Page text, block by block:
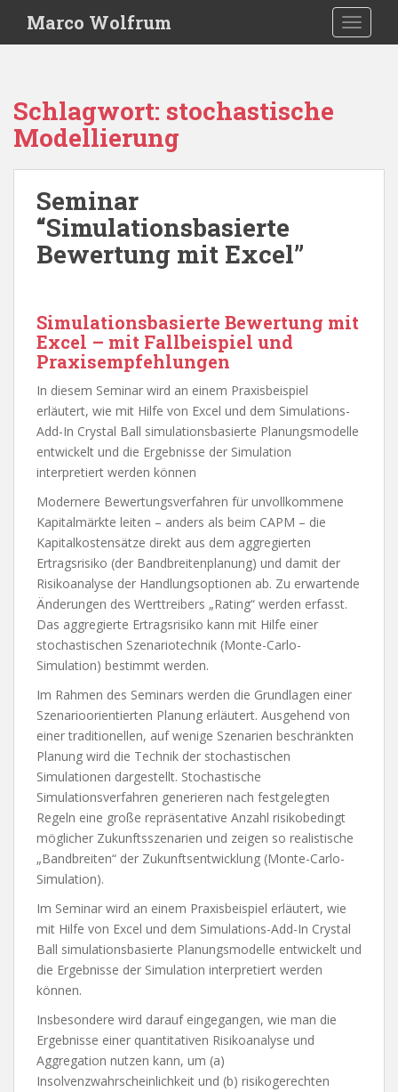
i
Marco Wolfrum
Schlagwort: stochastische
Modellierung
Seminar
“Simulationsbasierte
Bewertung mit Excel”
Simulationsbasierte Bewertung mit
Excel – mit Fallbeispiel und
Praxisempfehlungen
In diesem Seminar wird an einem Praxisbeispiel
erläutert, wie mit Hilfe von Excel und dem Simulations-
Add-In Crystal Ball simulationsbasierte Planungsmodelle
entwickelt und die Ergebnisse der Simulation
interpretiert werden können
Modernere Bewertungsverfahren für unvollkommene
Kapitalmärkte leiten – anders als beim CAPM – die
Kapitalkostensätze direkt aus dem aggregierten
Ertragsrisiko (der Bandbreitenplanung) und damit der
Risikoanalyse der Handlungsoptionen ab. Zu erwartende
Änderungen des Werttreibers „Rating“ werden erfasst.
Das aggregierte Ertragsrisiko kann mit Hilfe einer
stochastischen Szenariotechnik (Monte-Carlo-
Simulation) bestimmt werden.
Im Rahmen des Seminars werden die Grundlagen einer
Szenarioorientierten Planung erläutert. Ausgehend von
einer traditionellen, auf wenige Szenarien beschränkten
Planung wird die Technik der stochastischen
Simulationen dargestellt. Stochastische
Simulationsverfahren generieren nach festgelegten
Regeln eine große repräsentative Anzahl risikobedingt
möglicher Zukunftsszenarien und zeigen so realistische
„Bandbreiten“ der Zukunftsentwicklung (Monte-Carlo-
Simulation).
Im Seminar wird an einem Praxisbeispiel erläutert, wie
mit Hilfe von Excel und dem Simulations-Add-In Crystal
Ball simulationsbasierte Planungsmodelle entwickelt und
die Ergebnisse der Simulation interpretiert werden
können.
Insbesondere wird darauf eingegangen, wie man die
Ergebnisse einer quantitativen Risikoanalyse und
Aggregation nutzen kann, um (a)
Insolvenzwahrscheinlichkeit und (b) risikogerechten